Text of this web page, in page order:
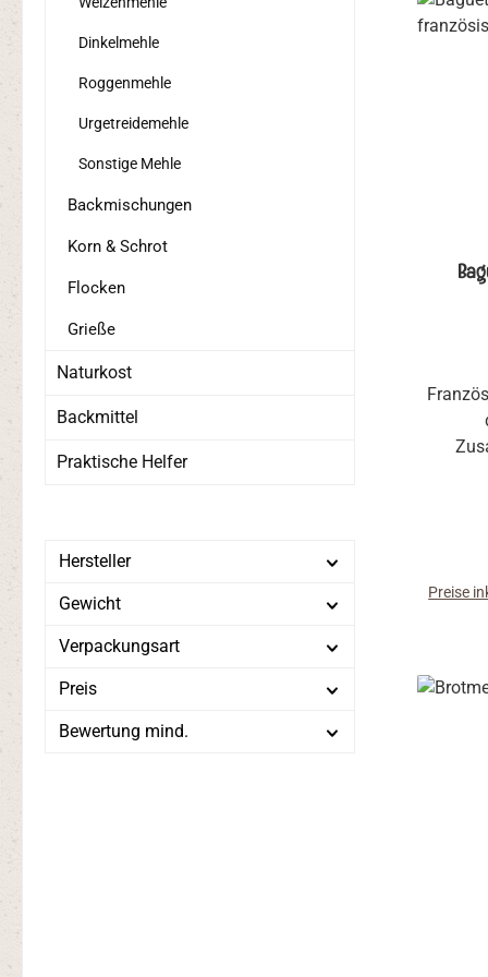
Dinkelmehle
Roggenmehle
Urgetreidemehle
Sonstige Mehle
Backmischungen
Korn & Schrot
Flocken
Grieße
Naturkost
Backmittel
Praktische Helfer
Hersteller
Gewicht
Verpackungsart
Preis
Bewertung mind.
Preise